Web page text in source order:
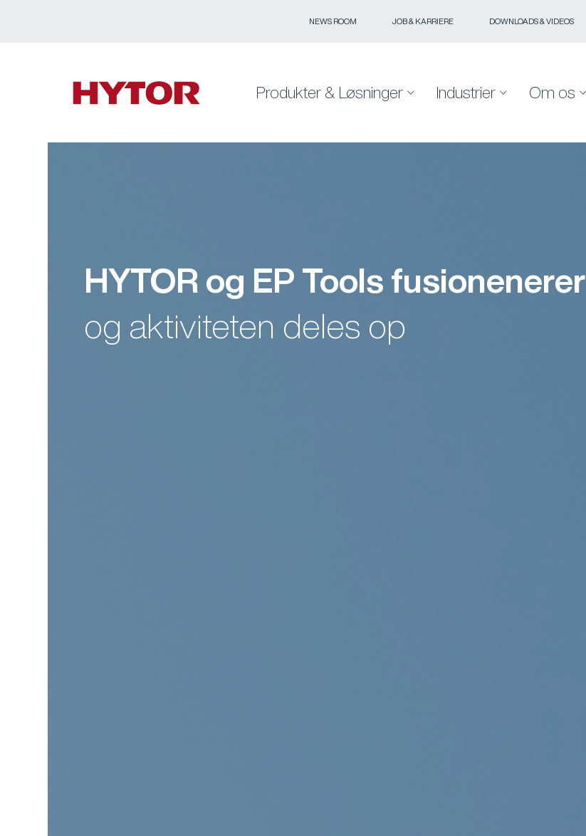
NEWS ROOM JOB & KARRIERE DOWNLOADS & VIDEOS
Produkter & Løsninger Industrier Om os
HYTOR og EP Tools fusionenerer
og aktiviteten deles op